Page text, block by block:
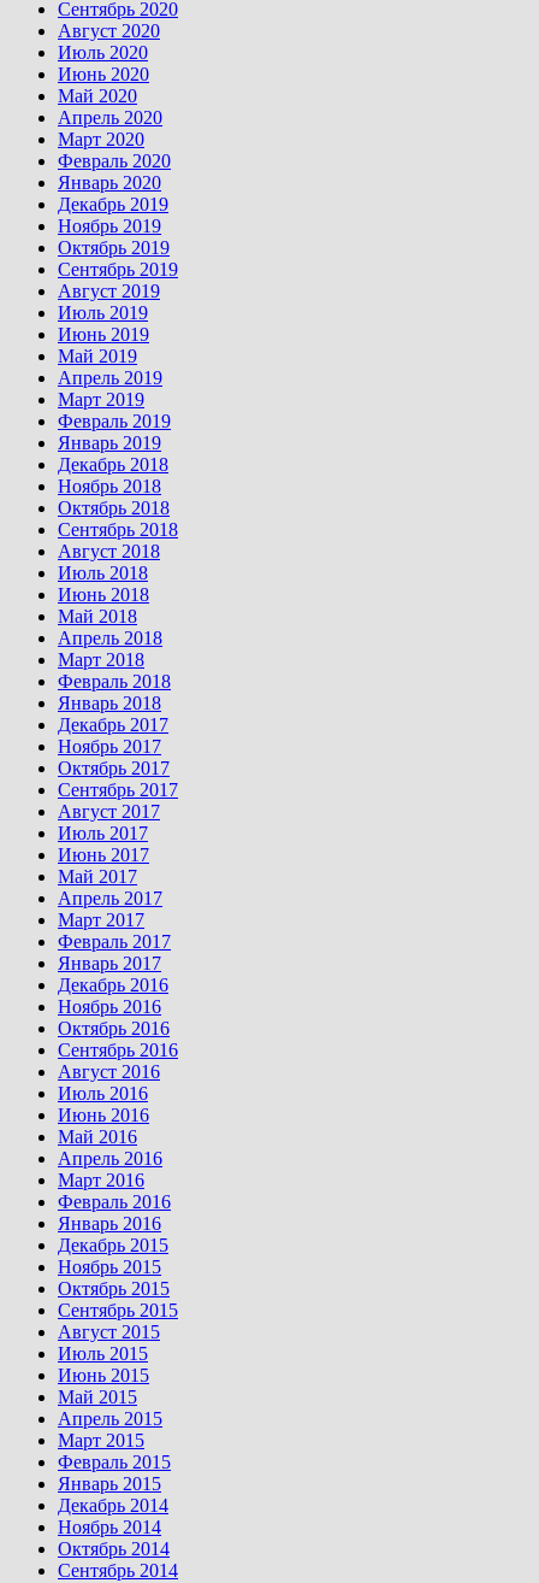
Сентябрь 2020
Август 2020
Июль 2020
Июнь 2020
Май 2020
Апрель 2020
Март 2020
Февраль 2020
Январь 2020
Декабрь 2019
Ноябрь 2019
Октябрь 2019
Сентябрь 2019
Август 2019
Июль 2019
Июнь 2019
Май 2019
Апрель 2019
Март 2019
Февраль 2019
Январь 2019
Декабрь 2018
Ноябрь 2018
Октябрь 2018
Сентябрь 2018
Август 2018
Июль 2018
Июнь 2018
Май 2018
Апрель 2018
Март 2018
Февраль 2018
Январь 2018
Декабрь 2017
Ноябрь 2017
Октябрь 2017
Сентябрь 2017
Август 2017
Июль 2017
Июнь 2017
Май 2017
Апрель 2017
Март 2017
Февраль 2017
Январь 2017
Декабрь 2016
Ноябрь 2016
Октябрь 2016
Сентябрь 2016
Август 2016
Июль 2016
Июнь 2016
Май 2016
Апрель 2016
Март 2016
Февраль 2016
Январь 2016
Декабрь 2015
Ноябрь 2015
Октябрь 2015
Сентябрь 2015
Август 2015
Июль 2015
Июнь 2015
Май 2015
Апрель 2015
Март 2015
Февраль 2015
Январь 2015
Декабрь 2014
Ноябрь 2014
Октябрь 2014
Сентябрь 2014